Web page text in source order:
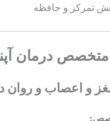
تمرکز و حافظه
متخصص درمان
و اعصاب و